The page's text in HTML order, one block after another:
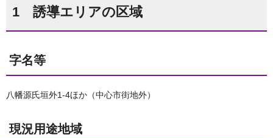
1 誘導エリアの区域
字名等
八幡源氏垣外1-4ほか（中心市街地外）
現況用途地域